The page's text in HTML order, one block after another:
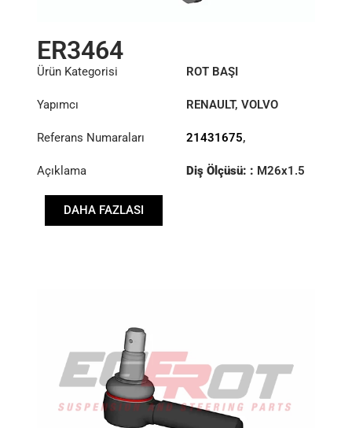
ER3464
Ürün Kategorisi ROT BAŞI
Yapımcı RENAULT, VOLVO
Referans Numaraları 21431675,
Açıklama
Diş Ölçüsü: : M26x1.5
DAHA FAZLASI